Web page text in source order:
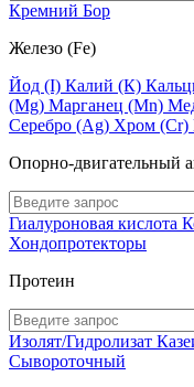
Кремний Бор
Железо (Fe)
Йод (I) Калий (К)
(Mg) Марганец (Mn)
Серебро (Ag) Хром (Cr)
Опорно-двигательный
Гиалуроновая кислота
Хондопротекторы
Протеин
Изолят/Гидролизат
Сывороточный